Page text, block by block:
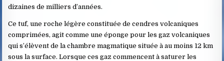
dizaines de milliers d’années.
Ce tuf, une roche légère constituée de cendres volcaniques
comprimées, agit comme une éponge pour les gaz volcaniques
qui s’élèvent de la chambre magmatique située à au moins 12 km
sous la surface. Lorsque ces gaz commencent à saturer les